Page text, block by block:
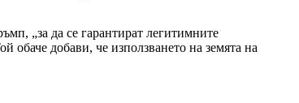
„за да се гарантират легитимните
обаче добави, че използването на земята на